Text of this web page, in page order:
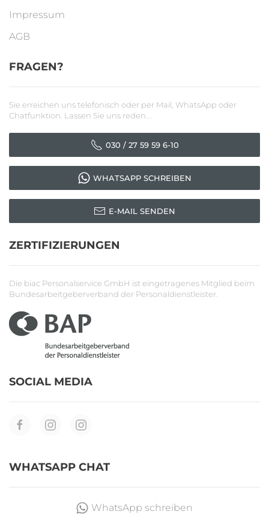
Impressum
AGB
FRAGEN?
Sie erreichen uns telefonisch oder per Mail, WhatsApp oder
Chatfunktion. Lassen Sie uns reden...
030 / 27 59 59 6-10
WHATSAPP SCHREIBEN
E-MAIL SENDEN
ZERTIFIZIERUNGEN
Die biac Personalservice GmbH ist eingetragenes Mitglied beim
Bundesarbeitgeberverband der Personaldienstleister.
SOCIAL MEDIA
WHATSAPP CHAT
WhatsApp schreiben